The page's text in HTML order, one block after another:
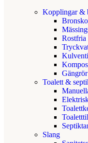
Kopplingar &
Toalett &
Slang